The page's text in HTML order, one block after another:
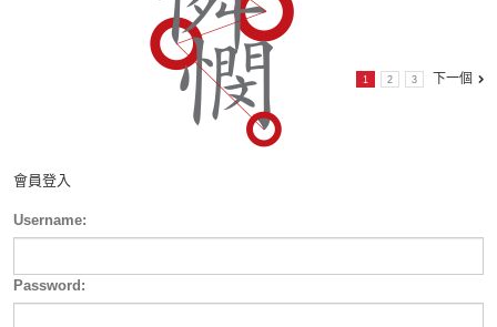
1 2 3 下一個
會員登入
Username:
Password: